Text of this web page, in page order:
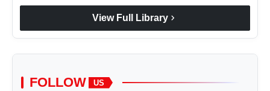
View Full Library chevron_right
FOLLOW US